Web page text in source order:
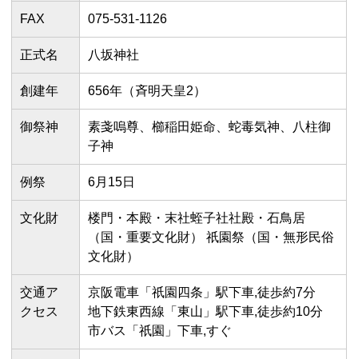
FAX 075-531-1126
正式名 八坂神社
創建年 656年（斉明天皇2）
御祭神
素戔嗚尊、櫛稲田姫命、蛇毒気神、八柱御
子神
例祭 6月15日
文化財
楼門・本殿・末社蛭子社社殿・石鳥居
（国・重要文化財） 祇園祭（国・無形民俗
文化財）
交通ア
クセス
京阪電車「祇園四条」駅下車,徒歩約7分
地下鉄東西線「東山」駅下車,徒歩約10分
市バス「祇園」下車,すぐ